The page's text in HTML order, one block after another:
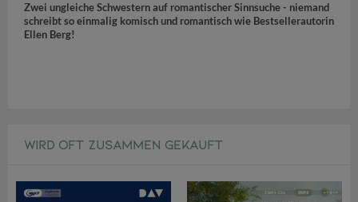
Zwei ungleiche Schwestern auf romantischer Sinnsuche - niemand
schreibt so einmalig komisch und romantisch wie Bestsellerautorin
Ellen Berg!
WIRD OFT ZUSAMMEN GEKAUFT